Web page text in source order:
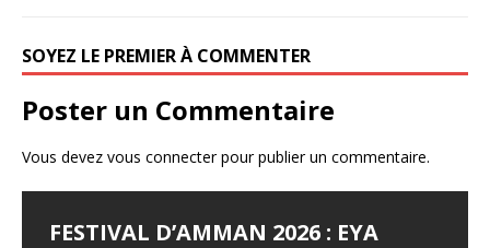
SOYEZ LE PREMIER À COMMENTER
Poster un Commentaire
Vous devez vous connecterpour publier un commentaire.
FESTIVAL D’AMMAN 2026 : EYA
LES JOURNÉES
LE SYNDROME DE DJAMILA
JALILA BORHANE
BABOUNA BEN AYED